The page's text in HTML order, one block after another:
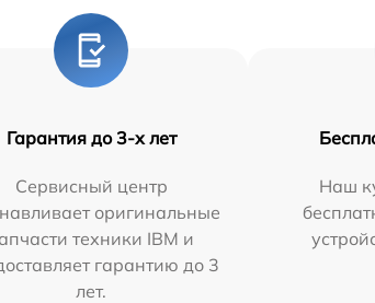
Гарантия до 3-х лет
Сервисный центр
оригинальные
техники IBM и
гарантию до 3
лет.
Наш